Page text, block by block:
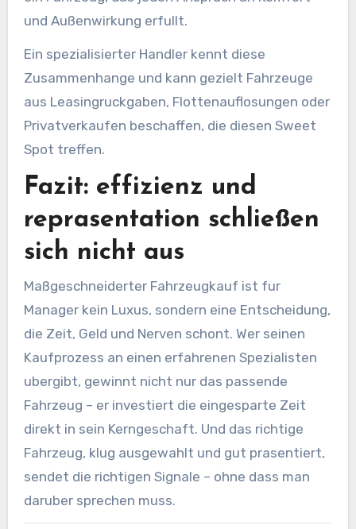
und Außenwirkung erfullt.
Ein spezialisierter Handler kennt diese
Zusammenhange und kann gezielt Fahrzeuge
aus Leasingruckgaben, Flottenauflosungen oder
Privatverkaufen beschaffen, die diesen Sweet
Spot treffen.
Fazit: effizienz und
reprasentation schließen
sich nicht aus
Maßgeschneiderter Fahrzeugkauf ist fur
Manager kein Luxus, sondern eine Entscheidung,
die Zeit, Geld und Nerven schont. Wer seinen
Kaufprozess an einen erfahrenen Spezialisten
ubergibt, gewinnt nicht nur das passende
Fahrzeug – er investiert die eingesparte Zeit
direkt in sein Kerngeschaft. Und das richtige
Fahrzeug, klug ausgewahlt und gut prasentiert,
sendet die richtigen Signale – ohne dass man
daruber sprechen muss.